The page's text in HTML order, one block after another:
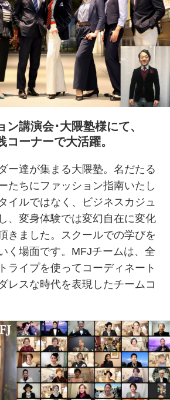
講演会･大隈塾様にて、
ーナーで大活躍。
ー達が集まる大隈塾。名だたる
たちにファッション指南いたし
イルではなく、ビジネスカジュ
、変身体験では変幻自在に変化
きました。スクールでの学びを
く場面です。MFJチームは、全
ライプを使ってコーディネート
レスな時代を表現したチームコ